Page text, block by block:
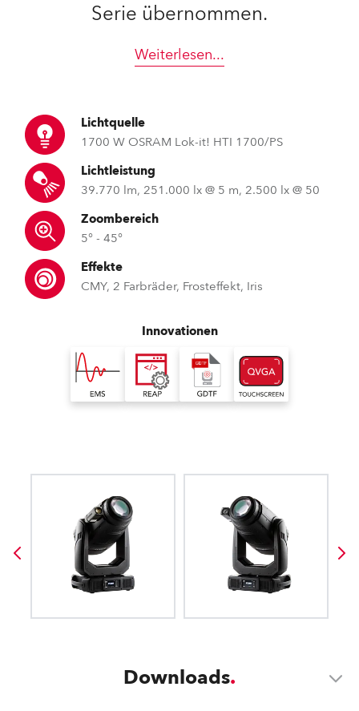
Serie übernommen.
Weiterlesen...
Lichtquelle
1700 W OSRAM Lok-it! HTI 1700/PS
Lichtleistung
39.770 lm, 251.000 lx @ 5 m, 2.500 lx @ 50
Zoombereich
5° - 45°
Effekte
CMY, 2 Farbräder, Frosteffekt, Iris
Innovationen
Downloads